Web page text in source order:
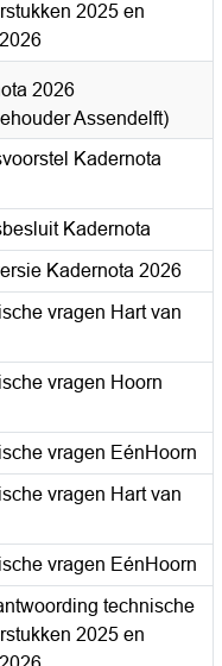
2025 en
2026
Assendelft)
Kadernota
Kadernota
Kadernota 2026
vragen Hart van
vragen Hoorn
vragen EénHoorn
vragen Hart van
vragen EénHoorn
technische
2025 en